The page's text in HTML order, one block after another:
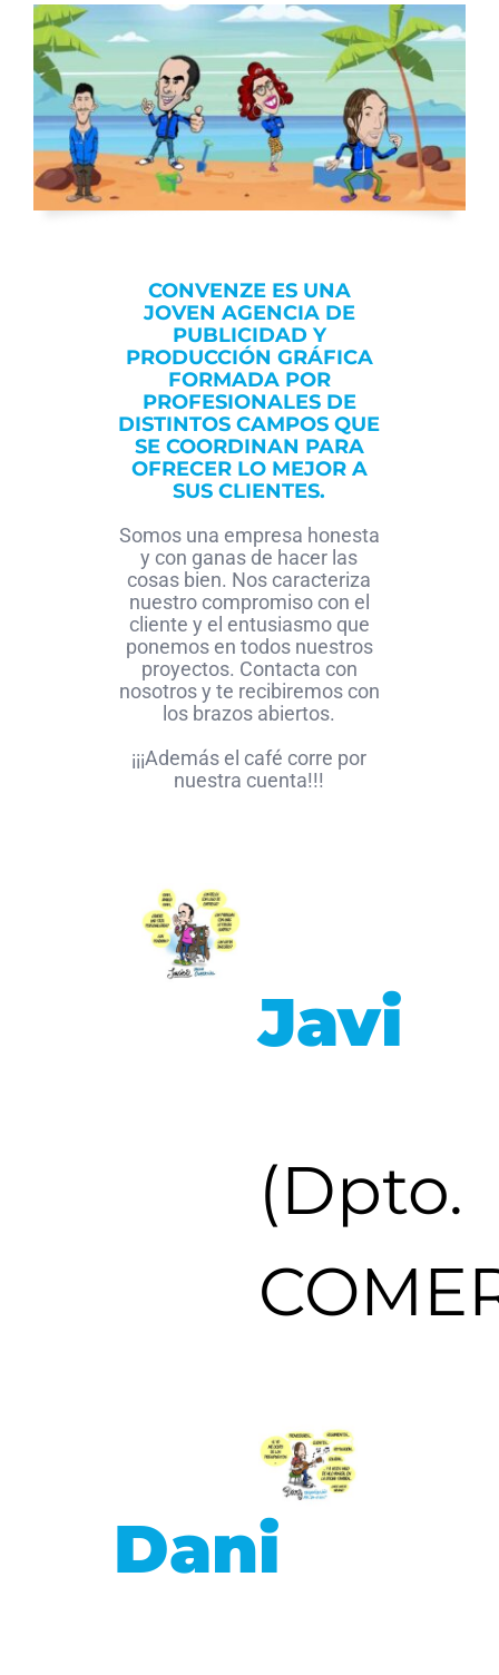
CONVENZE ES UNA
JOVEN AGENCIA DE
PUBLICIDAD Y
PRODUCCIÓN GRÁFICA
FORMADA POR
PROFESIONALES DE
DISTINTOS CAMPOS QUE
SE COORDINAN PARA
OFRECER LO MEJOR A
SUS CLIENTES.
Somos una empresa honesta
y con ganas de hacer las
cosas bien. Nos caracteriza
nuestro compromiso con el
cliente y el entusiasmo que
ponemos en todos nuestros
proyectos. Contacta con
nosotros y te recibiremos con
los brazos abiertos.
¡¡¡Además el café corre por
nuestra cuenta!!!
Javi
(Dpto.
Dani